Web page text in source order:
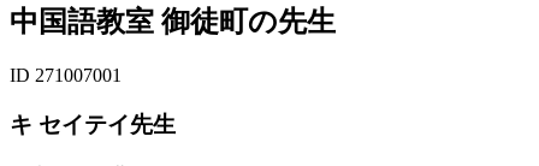
中国語教室 御徒町の先生
ID 271007001
キ セイテイ先生